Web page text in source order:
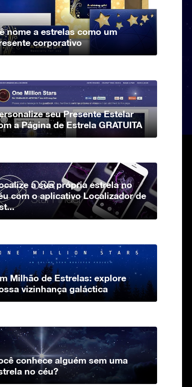
nome a estrelas como um
corporativo
seu Presente Estelar
a Página de Estrela GRATUITA
a sua própria estrela no
com o aplicativo Localizador de
Milhão de Estrelas: explore
vizinhança galáctica
conhece alguém sem uma
no céu?